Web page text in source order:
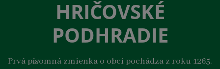
HRIČOVSKÉ
PODHRADIE
Prvá písomná zmienka o obci pochádza z roku 1265.